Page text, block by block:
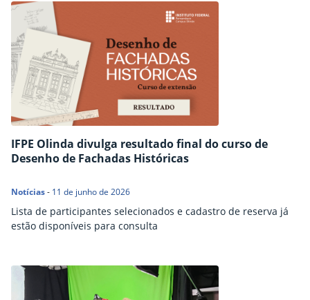
IFPE Olinda divulga resultado final do curso de
Desenho de Fachadas Históricas
Notícias- 11 de junho de 2026
Lista de participantes selecionados e cadastro de reserva já
estão disponíveis para consulta